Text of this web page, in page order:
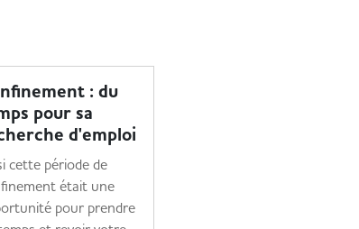
: du
pour sa
d'emploi
cette période de
était une
pour prendre